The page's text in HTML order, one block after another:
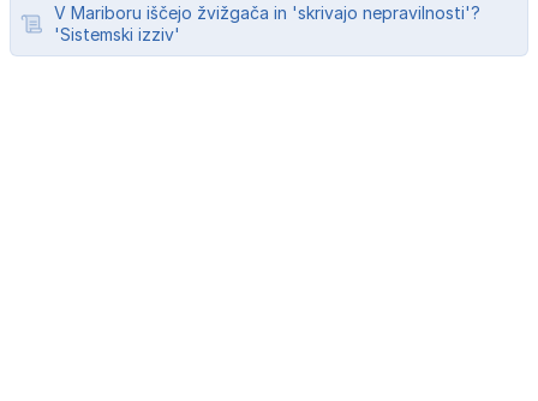
V Mariboru iščejo žvižgača in 'skrivajo nepravilnosti'?
'Sistemski izziv'